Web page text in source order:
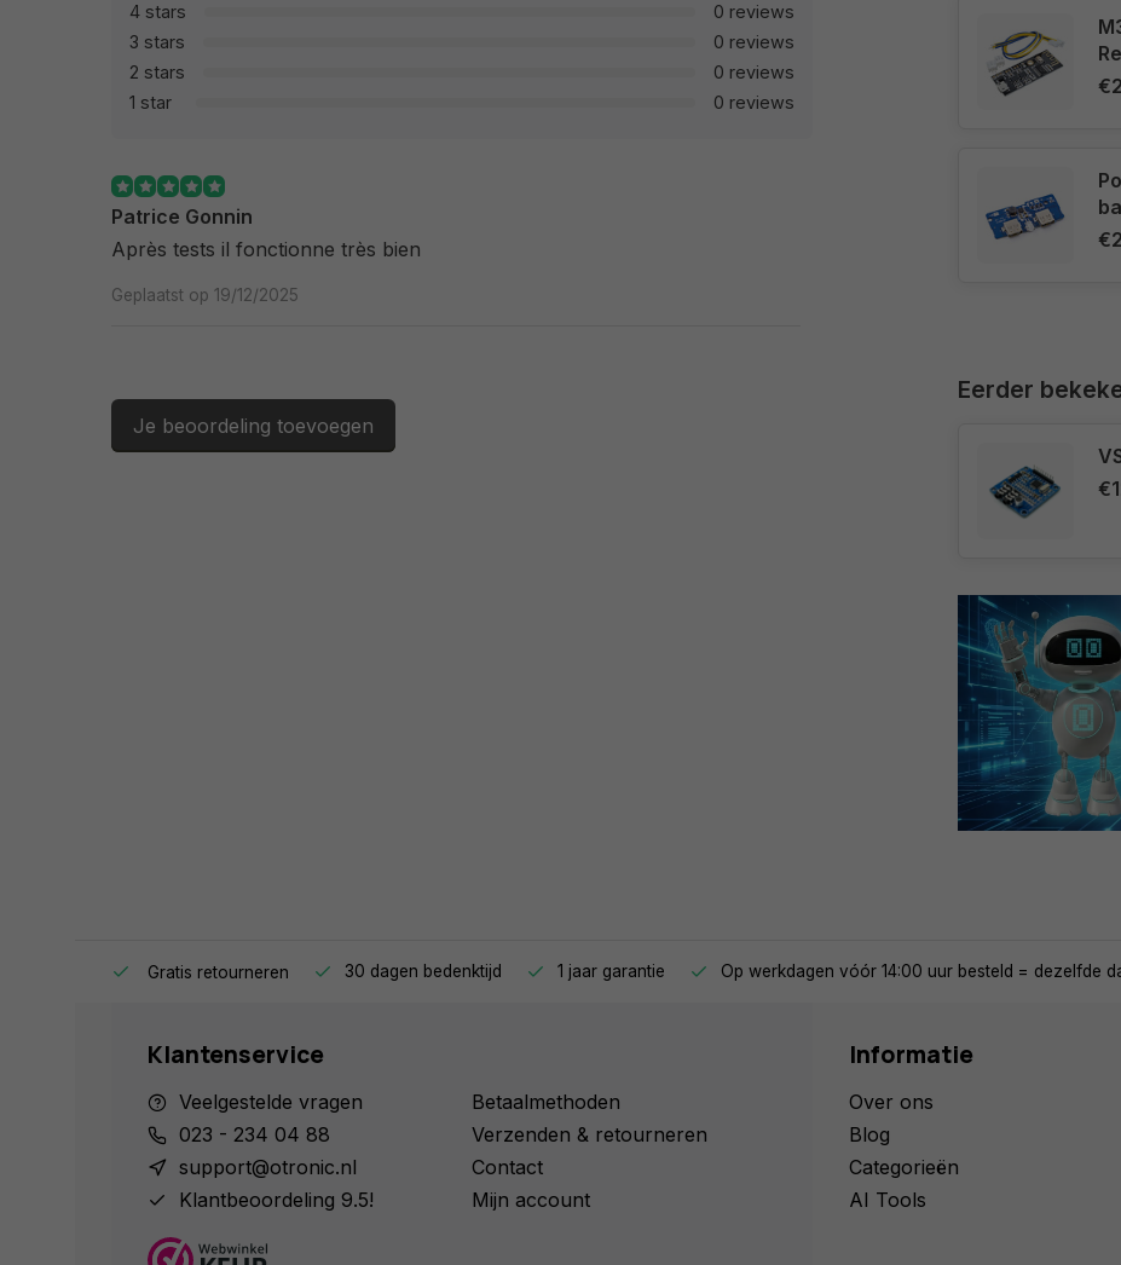
4 stars
0 reviews
3 stars
0 reviews
2 stars
0 reviews
1 star
0 reviews
Patrice Gonnin
Après tests il fonctionne très bien
Geplaatst op 19/12/2025
Je beoordeling toevoegen
Eerder
Gratis retourneren 30 dagen bedenktijd 1 jaar garantie Op werkdagen vóór 14:00 uur besteld = dezelfde
Klantenservice
Veelgestelde vragen
023 - 234 04 88
support@otronic.nl
Klantbeoordeling 9.5!
Betaalmethoden
Verzenden & retourneren
Contact
Mijn account
Informatie
Over ons
Blog
Categorieën
AI Tools